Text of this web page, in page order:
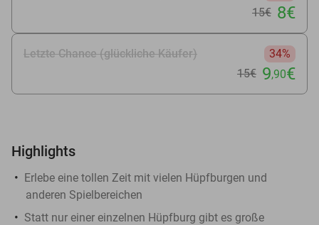
15€ 8€
Letzte Chance (glückliche Käufer)
34%
15€ 9,90€
Highlights
Erlebe eine tollen Zeit mit vielen Hüpfburgen und
anderen Spielbereichen
Statt nur einer einzelnen Hüpfburg gibt es große